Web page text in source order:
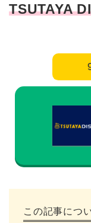
TSUTAYA
この記事につ